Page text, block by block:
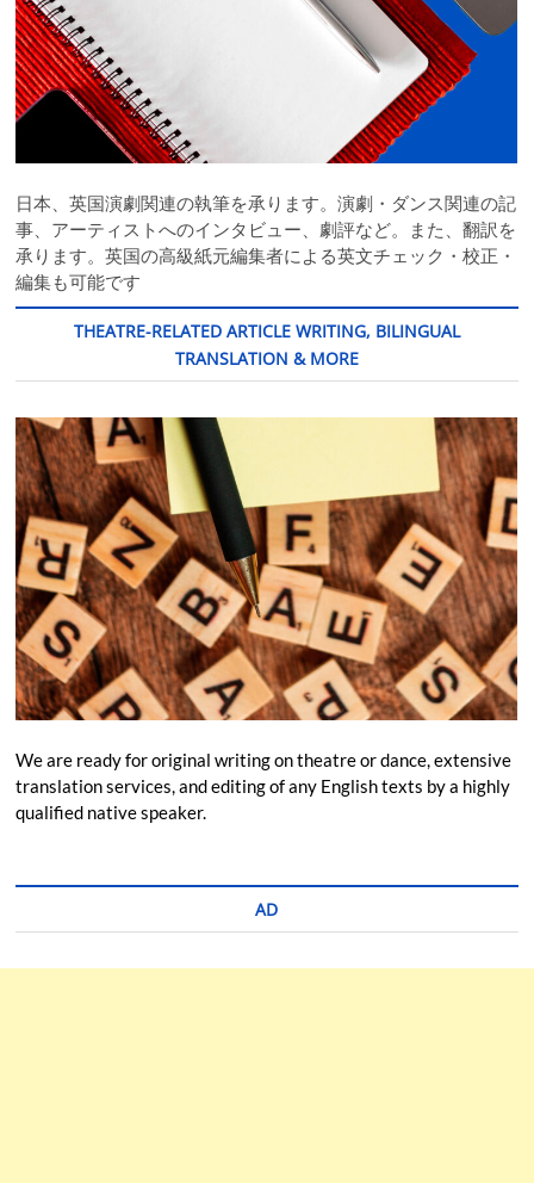
日本、英国演劇関連の執筆を承ります。演劇・ダンス関連の記
事、アーティストへのインタビュー、劇評など。また、翻訳を
承ります。英国の高級紙元編集者による英文チェック・校正・
編集も可能です
THEATRE-RELATED ARTICLE WRITING, BILINGUAL
TRANSLATION & MORE
We are ready for original writing on theatre or dance, extensive
translation services, and editing of any English texts by a highly
qualified native speaker.
AD